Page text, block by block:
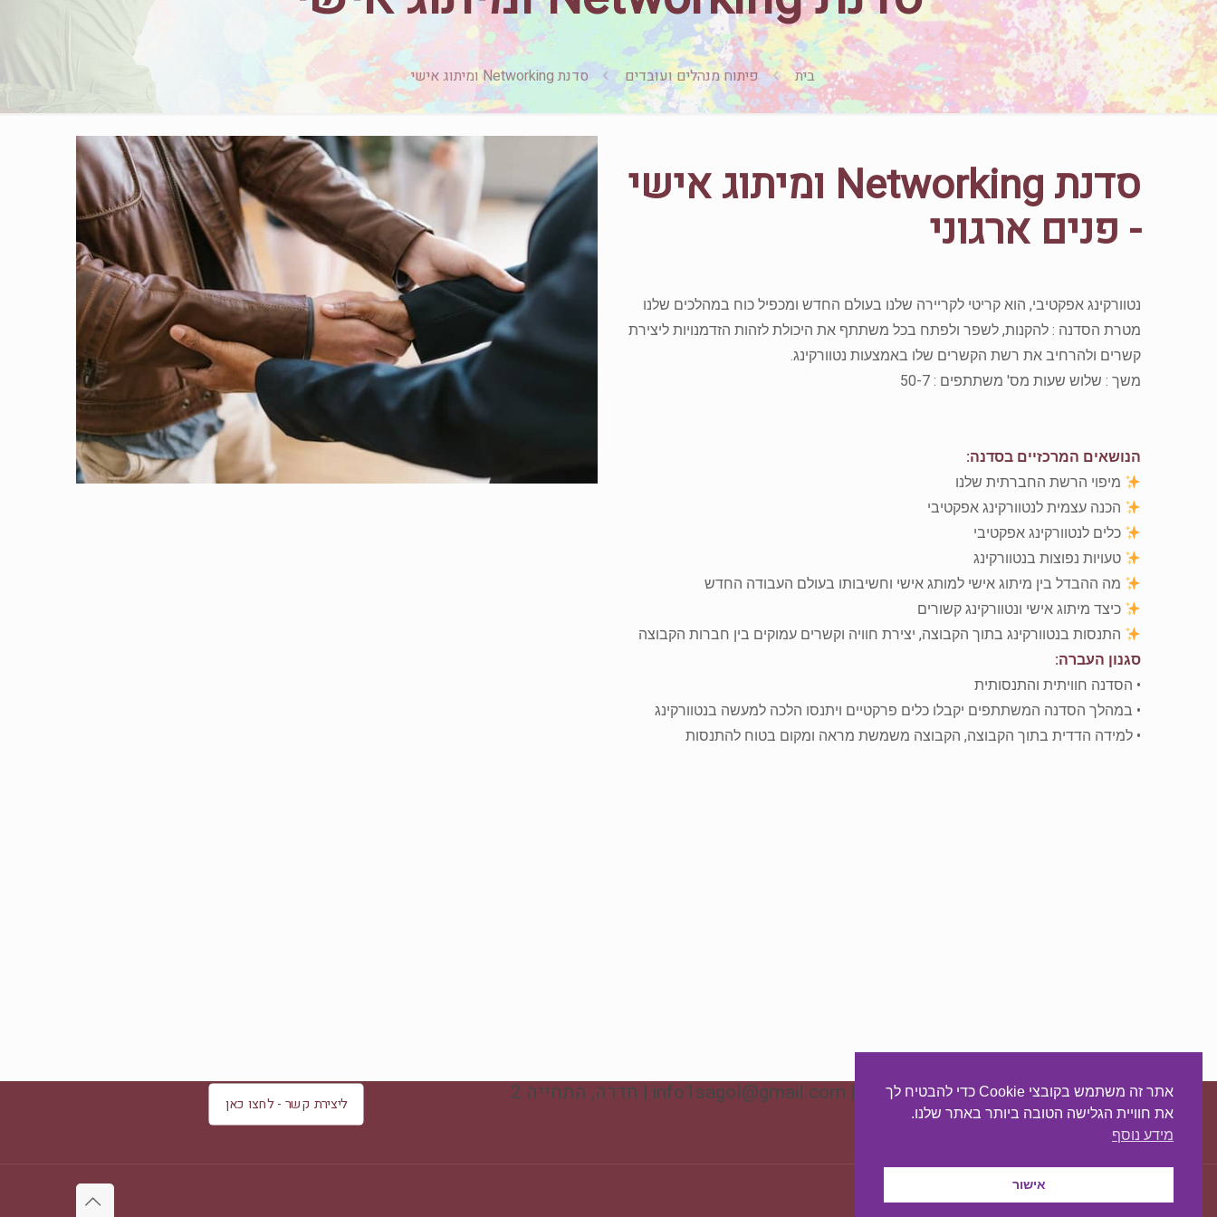
בית פיתוח מנהלים ועובדים סדנת Networking ומיתוג אישי
סדנת Networking ומיתוג אישי
- פנים ארגוני
נטוורקינג אפקטיבי, הוא קריטי לקריירה שלנו בעולם החדש ומכפיל כוח במהלכים שלנו
מטרת הסדנה : להקנות, לשפר ולפתח בכל משתתף את היכולת לזהות הזדמנויות ליצירת
קשרים ולהרחיב את רשת הקשרים שלו באמצעות נטוורקינג.
משך : שלוש שעות מס' משתתפים : 50-7
הנושאים המרכזיים בסדנה:
מיפוי הרשת החברתית שלנו
הכנה עצמית לנטוורקינג אפקטיבי
כלים לנטוורקינג אפקטיבי
טעויות נפוצות בנטוורקינג
מה ההבדל בין מיתוג אישי למותג אישי וחשיבותו בעולם העבודה החדש
כיצד מיתוג אישי ונטוורקינג קשורים
התנסות בנטוורקינג בתוך הקבוצה, יצירת חוויה וקשרים עמוקים בין חברות הקבוצה
סגנון העברה:
• הסדנה חוויתית והתנסותית
• במהלך הסדנה המשתתפים יקבלו כלים פרקטיים ויתנסו הלכה למעשה בנטוורקינג
• למידה הדדית בתוך הקבוצה, הקבוצה משמשת מראה ומקום בטוח להתנסות
פרטי יצירת קשר: 054-5233303 | info1sagol@gmail.com | חדרה, התחייה 2 ליצירת קשר - לחצו כאן
עיצוב ובניית האתר:מאסטר סייט - יצירת נוכחות באינטרנט
אתר זה משתמש בקובצי Cookie כדי להבטיח לך
את חוויית הגלישה הטובה ביותר באתר שלנו.
מידע נוסף
אישור